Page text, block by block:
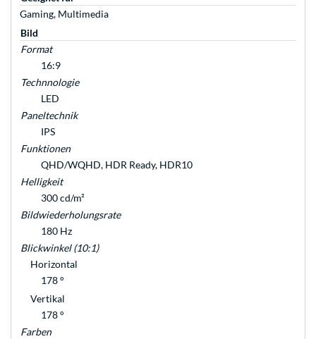
Gaming, Multimedia
Bild
Format
16:9
Technnologie
LED
Paneltechnik
IPS
Funktionen
QHD/WQHD, HDR Ready, HDR10
Helligkeit
300 cd/m²
Bildwiederholungsrate
180 Hz
Blickwinkel (10:1)
Horizontal
178 °
Vertikal
178 °
Farben